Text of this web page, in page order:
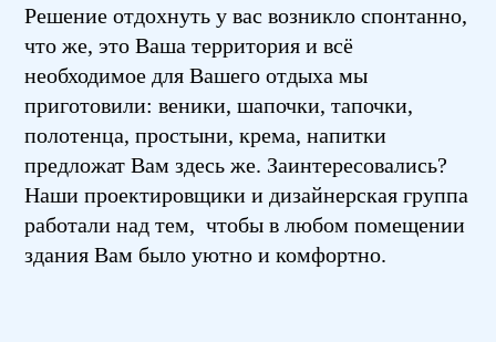
Решение отдохнуть у вас возникло спонтанно,
что же, это Ваша территория и всё
необходимое для Вашего отдыха мы
приготовили: веники, шапочки, тапочки,
полотенца, простыни, крема, напитки
предложат Вам здесь же. Заинтересовались?
Наши проектировщики и дизайнерская группа
работали над тем, чтобы в любом помещении
здания Вам было уютно и комфортно.